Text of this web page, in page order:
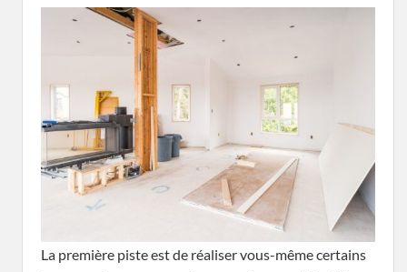
La première piste est de réaliser vous-même certains